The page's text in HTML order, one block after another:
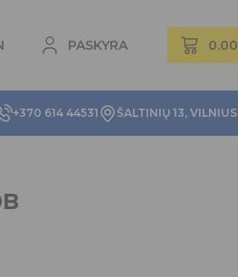
PASKYRA
+370 614 44531 ŠALTINIŲ 13, VILNIUS